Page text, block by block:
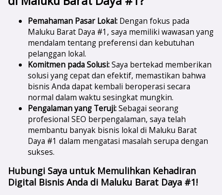
Pemahaman Pasar Lokal: Dengan fokus pada
Maluku Barat Daya #1, saya memiliki wawasan yang
mendalam tentang preferensi dan kebutuhan
pelanggan lokal.
Komitmen pada Solusi:Saya bertekad memberikan
solusi yang cepat dan efektif, memastikan bahwa
bisnis Anda dapat kembali beroperasi secara
normal dalam waktu sesingkat mungkin.
Pengalaman yang Teruji:Sebagai seorang
profesional SEO berpengalaman, saya telah
membantu banyak bisnis lokal di Maluku Barat
Daya #1 dalam mengatasi masalah serupa dengan
sukses.
Hubungi Saya untuk Memulihkan Kehadiran
Digital Bisnis Anda di Maluku Barat Daya #1!